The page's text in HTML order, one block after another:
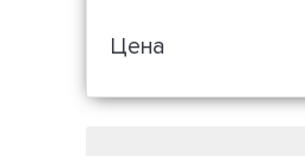
Цена